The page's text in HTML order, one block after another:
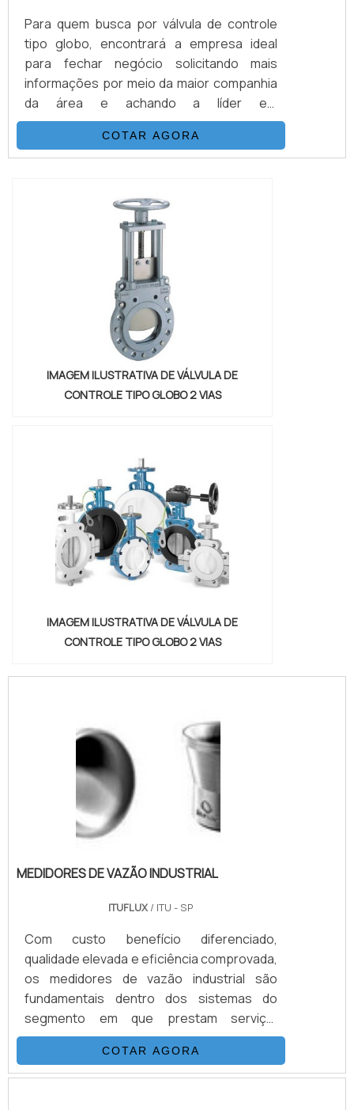
Para quem busca por válvula de controle
tipo globo, encontrará a empresa ideal
para fechar negócio solicitando mais
informações por meio da maior companhia
da área e achando a líder em
qualidade.Quando a busca é por válvula de
controle tipo globo, com a melhor mão de
obra da Solution Controles encontrará
produtos de alta confiabilidade, tecnologia
e qualidade.INFORMAÇÕES SOBRE A
VÁLVULA DE CONTROLE TIPO ...
COTAR AGORA
IMAGEM ILUSTRATIVA DE VÁLVULA DE
CONTROLE TIPO GLOBO 2 VIAS
IMAGEM ILUSTRATIVA DE VÁLVULA DE
CONTROLE TIPO GLOBO 2 VIAS
MEDIDORES DE VAZÃO INDUSTRIAL
ITUFLUX / ITU - SP
Com custo benefício diferenciado,
qualidade elevada e eficiência comprovada,
os medidores de vazão industrial são
fundamentais dentro dos sistemas do
segmento em que prestam serviço,
atuando na análise da quantidade de
líquidos, gases e sólidos que transitam em
um espaço específico durante um
COTAR AGORA